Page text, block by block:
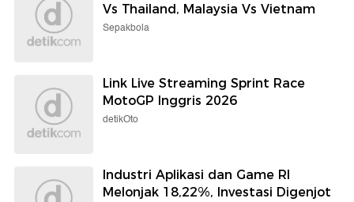
Vs Thailand, Malaysia Vs Vietnam
Sepakbola
Link Live Streaming Sprint Race
MotoGP Inggris 2026
detikOto
Industri Aplikasi dan Game RI
Melonjak 18,22%, Investasi Digenjot